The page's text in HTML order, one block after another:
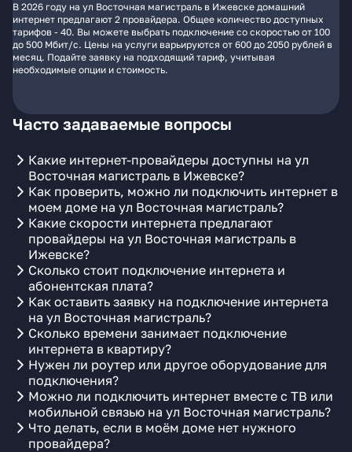
В 2026 году на ул Восточная магистраль в Ижевске домашний
интернет предлагают 2 провайдера. Общее количество доступных
тарифов - 40. Вы можете выбрать подключение со скоростью от 100
до 500 Мбит/с. Цены на услуги варьируются от 600 до 2050 рублей в
месяц. Подайте заявку на подходящий тариф, учитывая
необходимые опции и стоимость.
Часто задаваемые вопросы
Какие интернет-провайдеры доступны на ул
Восточная магистраль в Ижевске?
Как проверить, можно ли подключить интернет в
моем доме на ул Восточная магистраль?
Какие скорости интернета предлагают
провайдеры на ул Восточная магистраль в
Ижевске?
Сколько стоит подключение интернета и
абонентская плата?
Как оставить заявку на подключение интернета
на ул Восточная магистраль?
Сколько времени занимает подключение
интернета в квартиру?
Нужен ли роутер или другое оборудование для
подключения?
Можно ли подключить интернет вместе с ТВ или
мобильной связью на ул Восточная магистраль?
Что делать, если в моём доме нет нужного
провайдера?